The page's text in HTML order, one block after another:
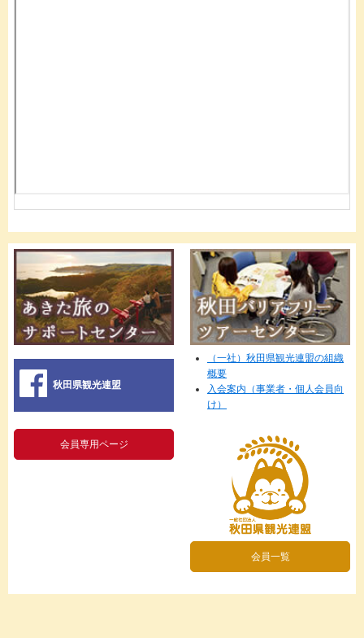
秋田県観光連盟
（一社）秋田県観光連盟の組織
概要
入会案内（事業者・個人会員向
け）
会員専用ページ
会員一覧